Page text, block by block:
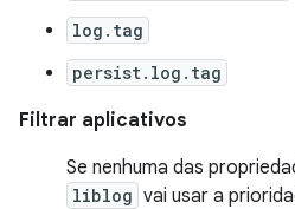
log.tag
persist.log.tag
Filtrar aplicativos
Se nenhuma das
liblog vai usar a